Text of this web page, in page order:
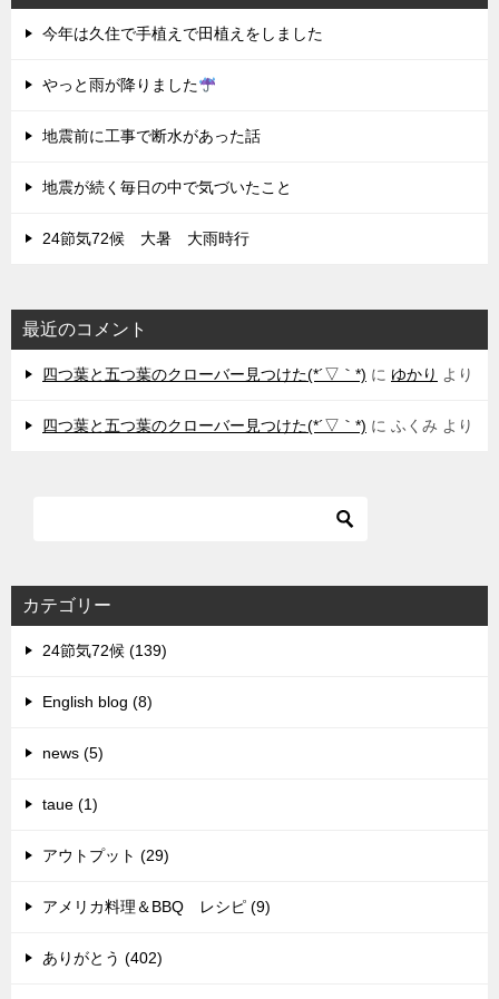
今年は久住で手植えで田植えをしました
やっと雨が降りました
地震前に工事で断水があった話
地震が続く毎日の中で気づいたこと
24節気72候 大暑 大雨時行
最近のコメント
四つ葉と五つ葉のクローバー見つけた(*´▽｀*) に ゆかり より
四つ葉と五つ葉のクローバー見つけた(*´▽｀*) に ふくみ より
カテゴリー
24節気72候 (139)
English blog (8)
news (5)
taue (1)
アウトプット (29)
アメリカ料理＆BBQ レシピ (9)
ありがとう (402)